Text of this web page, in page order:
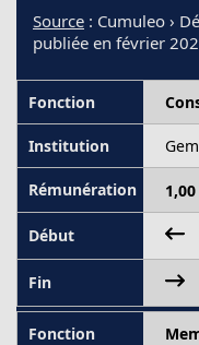
Source : Cumuleo ›
publiée en février